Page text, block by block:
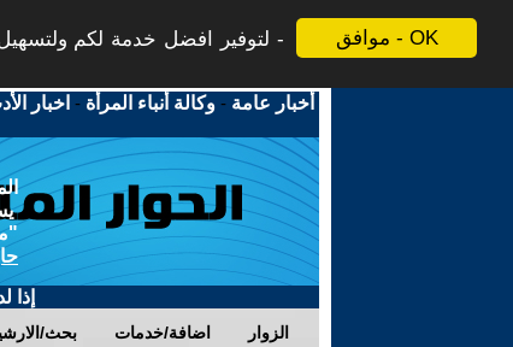
موافق - OK
لتوفير افضل خدمة لكم
أخبار عامة -وكالة أنباء المرأة - اخبار
إذا
بحث/ اضافة/خدمات الزوار